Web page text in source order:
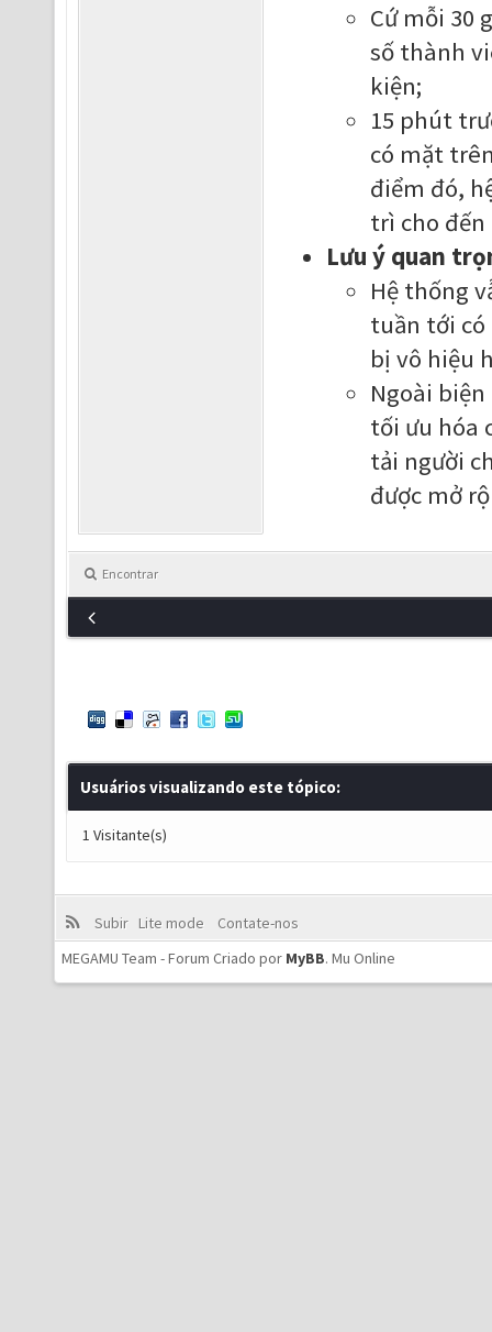
Cứ mỗi 30
số thành
kiện;
15 phút
có mặt
điểm đó,
trì cho
Lưu ý quan
Hệ thống
tuần tới có
bị vô hiệu
Ngoài
tối ưu hóa
tải người
được mở
Encontrar
Usuários visualizando este tópico:
1 Visitante(s)
Subir Lite mode
Contate-nos
MEGAMU Team - Forum Criado por MyBB. Mu Online